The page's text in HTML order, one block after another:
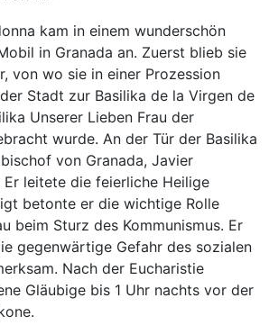
kam in einem wunderschön
in Granada an. Zuerst blieb sie
von wo sie in einer Prozession
Stadt zur Basilika de la Virgen de
Unserer Lieben Frau der
wurde. An der Tür der Basilika
von Granada, Javier
leitete die feierliche Heilige
betonte er die wichtige Rolle
beim Sturz des Kommunismus. Er
gegenwärtige Gefahr des sozialen
Nach der Eucharistie
Gläubige bis 1 Uhr nachts vor der